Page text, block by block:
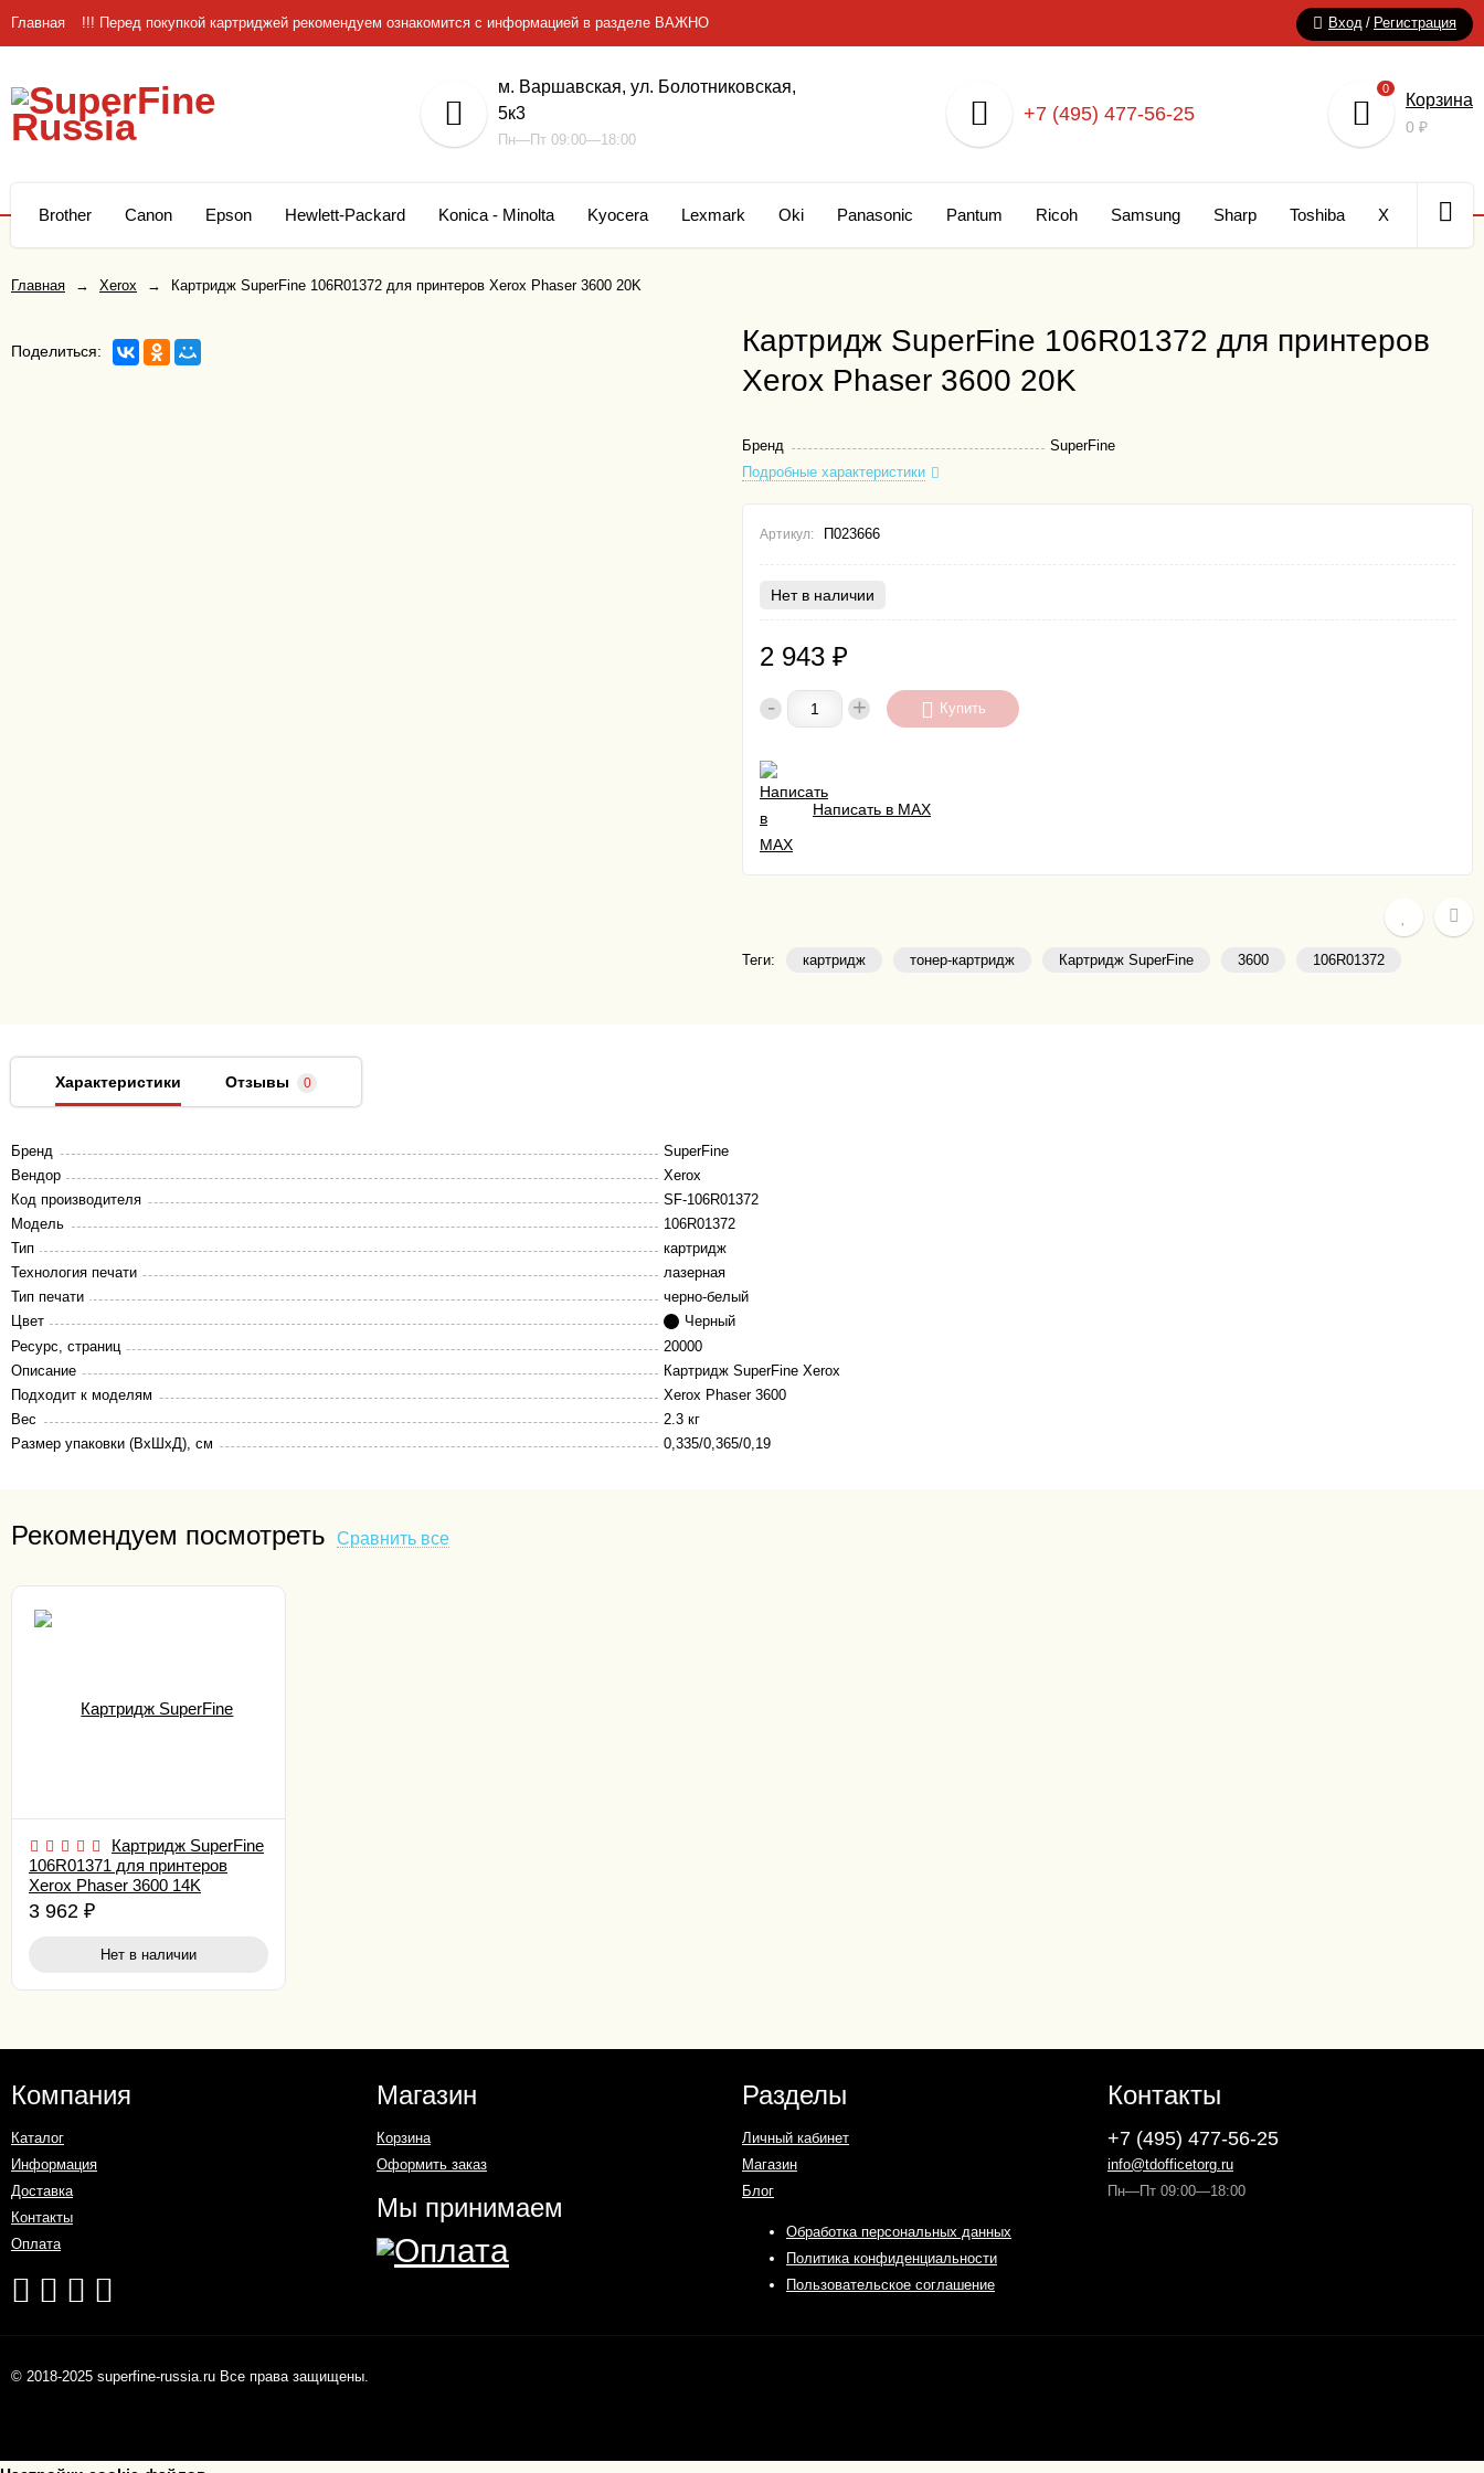
Вход / Регистрация
Главная !!! Перед покупкой картриджей рекомендуем ознакомится с информацией в разделе ВАЖНО
м. Варшавская, ул. Болотниковская,
5к3
Пн—Пт 09:00—18:00
+7 (495) 477-56-25
0
Корзина
0 ₽
Brother Canon Epson Hewlett-Packard Konica - Minolta Kyocera Lexmark Oki Panasonic Pantum Ricoh Samsung Sharp Toshiba Xerox
Главная → Xerox → Картридж SuperFine 106R01372 для принтеров Xerox Phaser 3600 20K
Поделиться:
Картридж SuperFine 106R01372 для принтеров
Xerox Phaser 3600 20K
Бренд
SuperFine
Подробные характеристики
Артикул: П023666
Нет в наличии
2 943 ₽
- + Купить
Написать в MAX
Теги: картридж тонер-картридж Картридж SuperFine 3600 106R01372
Характеристики Отзывы 0
Бренд
SuperFine
Вендор
Xerox
Код производителя
SF-106R01372
Модель
106R01372
Тип
картридж
Технология печати
лазерная
Тип печати
черно-белый
Цвет
Черный
Ресурс, страниц
20000
Описание
Картридж SuperFine Xerox
Подходит к моделям
Xerox Phaser 3600
Вес
2.3 кг
Размер упаковки (ВхШхД), см
0,335/0,365/0,19
Рекомендуем посмотреть Сравнить все
Картридж SuperFine
106R01371 для принтеров
Xerox Phaser 3600 14K
3 962 ₽
Нет в наличии
Компания
Каталог
Информация
Доставка
Контакты
Оплата
Магазин
Корзина
Оформить заказ
Мы принимаем
Разделы
Личный кабинет
Магазин
Блог
Обработка персональных данных
Политика конфиденциальности
Пользовательское соглашение
Контакты
+7 (495) 477-56-25
info@tdofficetorg.ru
Пн—Пт 09:00—18:00
© 2018-2025 superfine-russia.ru Все права защищены.